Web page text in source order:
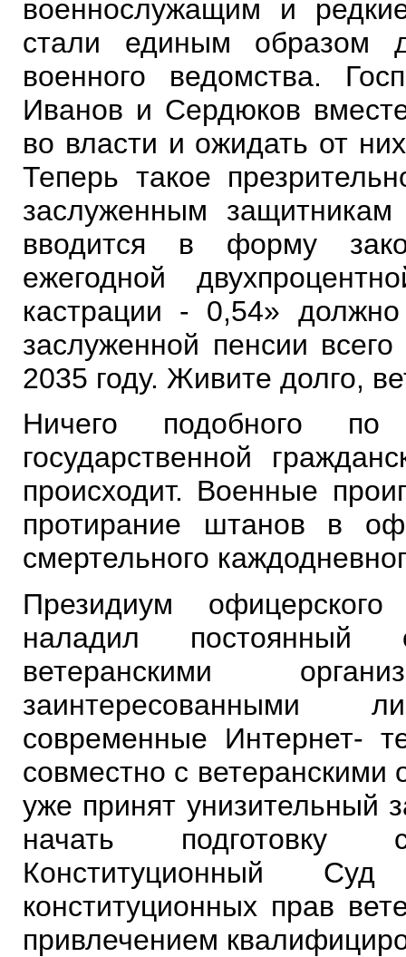
военнослужащим и
стали единым образом
военного ведомства.
Иванов и Сердюков
во власти и ожидать от
Теперь такое
заслуженным
вводится в форму
ежегодной
кастрации - 0,54»
заслуженной пенсии
2035 году. Живите долго,
Ничего подобного
государственной
происходит. Военные
протирание штанов в
смертельного
Президиум
наладил
ветеранскими
заинтересованными
современные Интернет-
совместно с
уже принят унизительный
начать подготовку
Конституционный
конституционных прав
привлечением